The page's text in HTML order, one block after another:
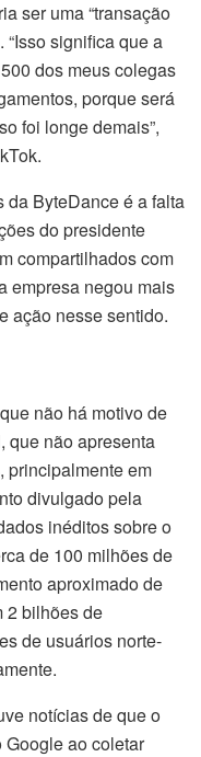
ser uma “transação
“Isso significa que a
dos meus colegas
porque será
foi longe demais”,
da ByteDance é a falta
do presidente
compartilhados com
empresa negou mais
ação nesse sentido.
não há motivo de
que não apresenta
principalmente em
divulgado pela
inéditos sobre o
de 100 milhões de
aproximado de
2 bilhões de
de usuários norte-
notícias de que o
ao coletar